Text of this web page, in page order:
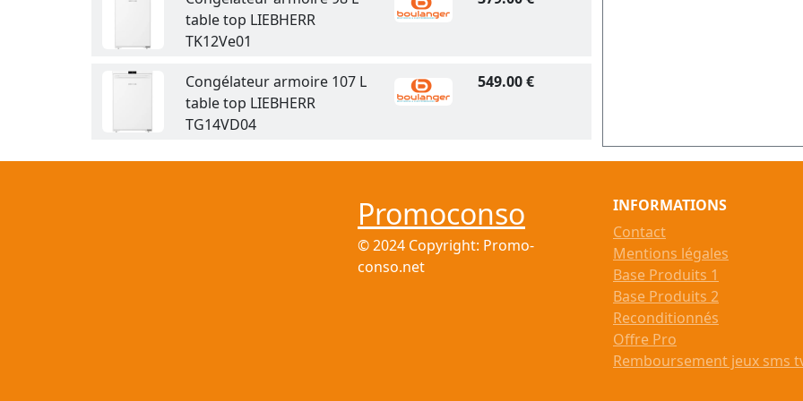
table top LIEBHERR
TK12Ve01
Congélateur armoire 107 L
table top LIEBHERR
TG14VD04
549.00 €
Promoconso
© 2024 Copyright: Promo-
conso.net
INFORMATIONS
Contact
Mentions légales
Base Produits 1
Base Produits 2
Reconditionnés
Offre Pro
Remboursement jeux sms